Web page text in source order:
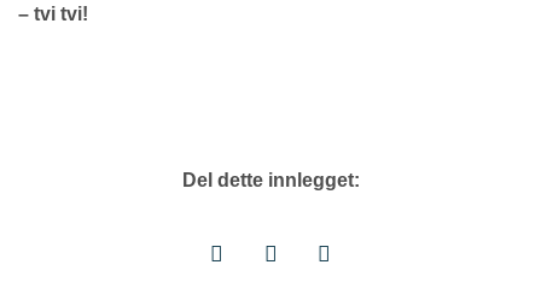
– tvi tvi!
Del dette innlegget: